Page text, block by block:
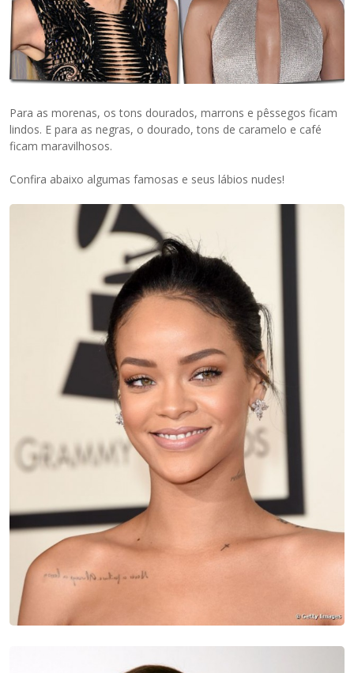
Para as morenas, os tons dourados, marrons e pêssegos ficam
lindos. E para as negras, o dourado, tons de caramelo e café
ficam maravilhosos.
Confira abaixo algumas famosas e seus lábios nudes!